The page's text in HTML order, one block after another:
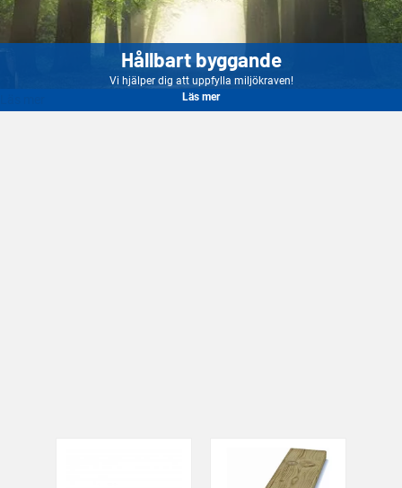
Hållbart byggande
Vi hjälper dig att uppfylla miljökraven!
Läs mer